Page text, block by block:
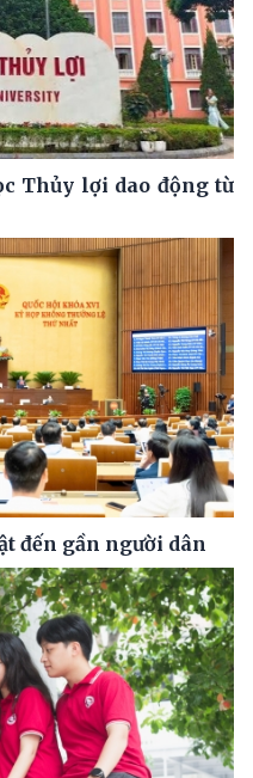
Thủy lợi dao động từ
đến gần người dân